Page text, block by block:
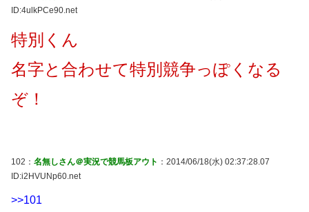
ID:4ulkPCe90.net
特別くん
名字と合わせて特別競争っぽくなる
ぞ！
102： 名無しさん＠実況で競馬板アウト ：2014/06/18(水) 02:37:28.07
ID:i2HVUNp60.net
>>101